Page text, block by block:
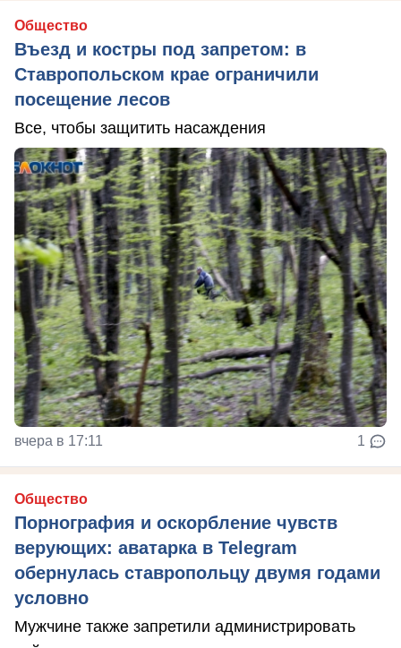
Общество
Въезд и костры под запретом: в
Ставропольском крае ограничили
посещение лесов
Все, чтобы защитить насаждения
вчера в 17:11 1
Общество
Порнография и оскорбление чувств
верующих: аватарка в Telegram
обернулась ставропольцу двумя годами
условно
Мужчине также запретили администрировать